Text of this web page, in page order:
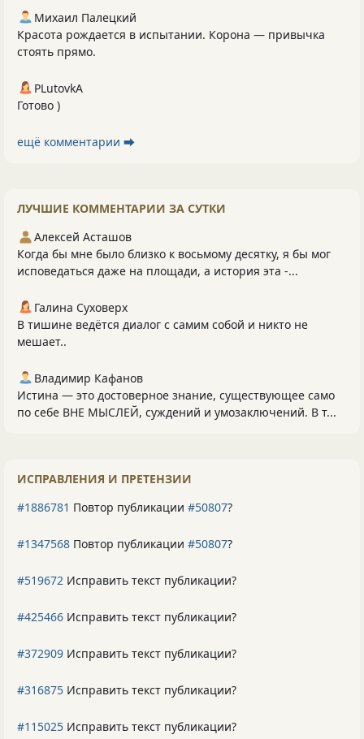
Михаил Палецкий
Красота рождается в испытании. Корона — привычка
стоять прямо.
PLutоvkА
Готово )
ещё комментарии ⮕
ЛУЧШИЕ КОММЕНТАРИИ ЗА СУТКИ
Алексей Асташов
Когда бы мне было близко к восьмому десятку, я бы мог
исповедаться даже на площади, а история эта -...
Галина Суховерх
В тишине ведётся диалог с самим собой и никто не
мешает..
Владимир Кафанов
Истина — это достоверное знание, существующее само
по себе ВНЕ МЫСЛЕЙ, суждений и умозаключений. В т...
ИСПРАВЛЕНИЯ И ПРЕТЕНЗИИ
#1886781 Повтор публикации #50807?
#1347568 Повтор публикации #50807?
#519672 Исправить текст публикации?
#425466 Исправить текст публикации?
#372909 Исправить текст публикации?
#316875 Исправить текст публикации?
#115025 Исправить текст публикации?